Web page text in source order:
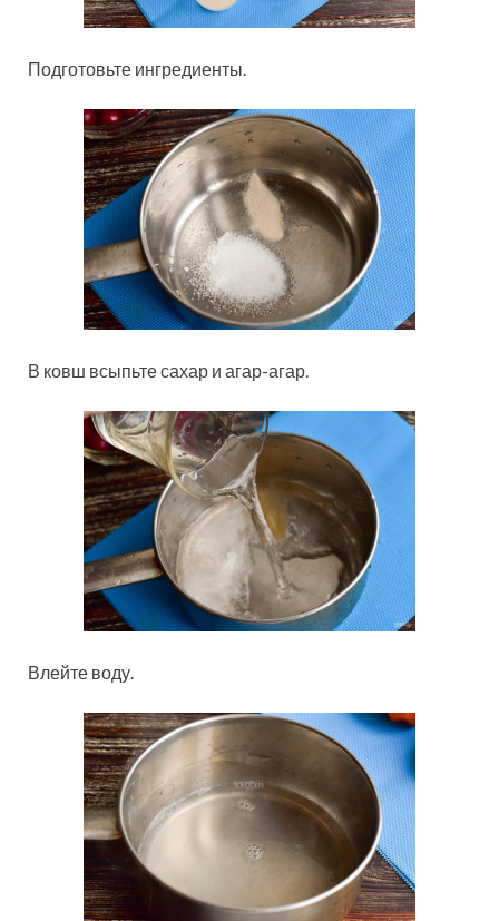
Подготовьте ингредиенты.
В ковш всыпьте сахар и агар-агар.
Влейте воду.